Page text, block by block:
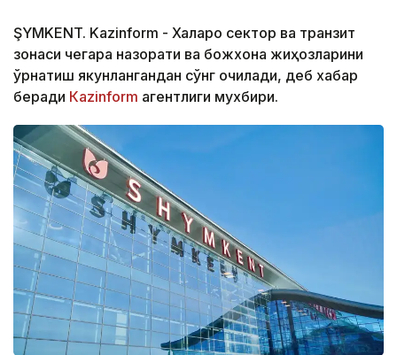
ŞYMKENT. Kazinform - Халқаро сектор ва транзит
зонаси чегара назорати ва божхона жиҳозларини
ўрнатиш якунлангандан сўнг очилади, деб хабар
беради Кazinform агентлиги мухбири.